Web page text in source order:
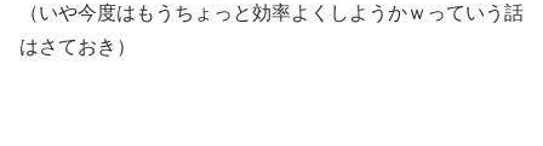
（いや今度はもうちょっと効率よくしようかｗっていう話
はさておき）